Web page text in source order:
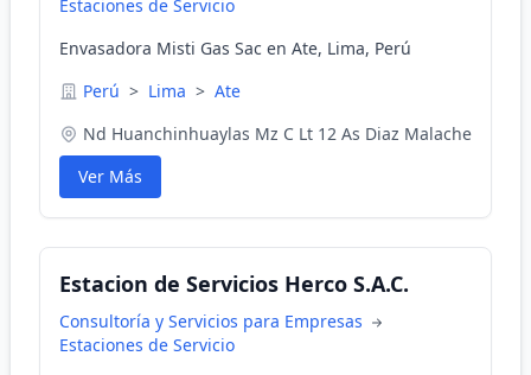
Estaciones de Servicio
Envasadora Misti Gas Sac en Ate, Lima, Perú
Perú > Lima > Ate
Nd Huanchinhuaylas Mz C Lt 12 As Diaz Malache
Ver Más
Estacion de Servicios Herco S.A.C.
Consultoría y Servicios para Empresas
Estaciones de Servicio